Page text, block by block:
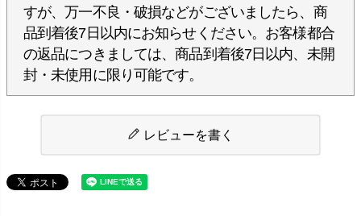
すが、万一不良・破損などがございましたら、商
品到着後7日以内にお知らせください。お客様都合
の返品につきましては、商品到着後7日以内、未開
封・未使用に限り可能です。
レビューを書く